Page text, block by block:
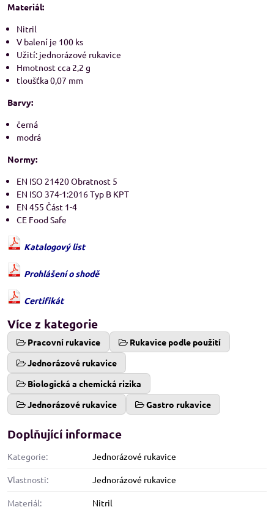
Materiál:
Nitril
V balení je 100 ks
Užití: jednorázové rukavice
Hmotnost cca 2,2 g
tloušťka 0,07 mm
Barvy:
černá
modrá
Normy:
EN ISO 21420 Obratnost 5
EN ISO 374-1:2016 Typ B KPT
EN 455 Část 1-4
CE Food Safe
Katalogový list
Prohlášení o shodě
Certifikát
Více z kategorie
Pracovní rukavice
Rukavice podle použití
Jednorázové rukavice
Biologická a chemická rizika
Jednorázové rukavice
Gastro rukavice
Doplňující informace
Kategorie: Jednorázové rukavice
Vlastnosti: Jednorázové rukavice
Materiál: Nitril